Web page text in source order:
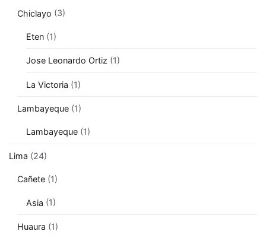
Chiclayo (3)
Eten(1)
Jose Leonardo Ortiz (1)
La Victoria (1)
Lambayeque (1)
Lambayeque(1)
Lima (24)
Cañete (1)
Asia (1)
Huaura (1)